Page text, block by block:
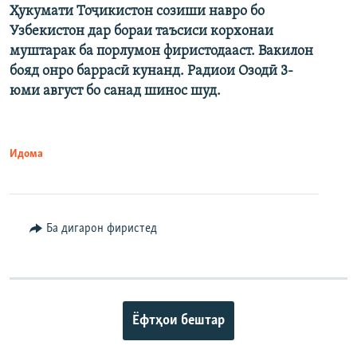
Ҳукумати Тоҷикистон созиши навро бо
Узбекистон дар бораи таъсиси корхонаи
муштарак ба порлумон фиристодааст. Вакилон
бояд онро баррасӣ кунанд. Радиои Озодӣ 3-
юми август бо санад шинос шуд.
Идома
Ба дигарон фиристед
Ёфтҳои бештар